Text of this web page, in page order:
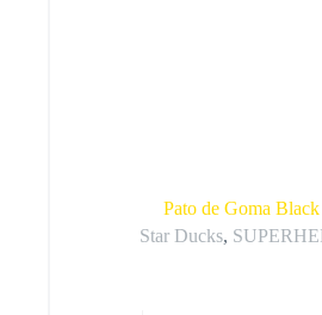
Pato de Goma
Star Ducks,